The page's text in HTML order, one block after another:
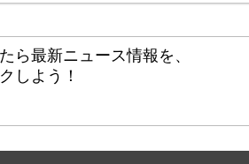
ら最新ニュース情報を、
しよう！